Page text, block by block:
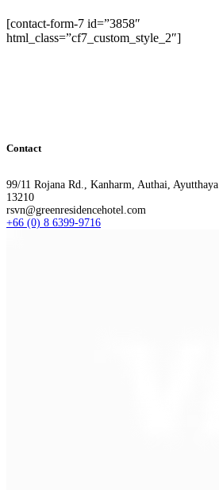
[contact-form-7 id=”3858″
html_class=”cf7_custom_style_2″]
Contact
99/11 Rojana Rd., Kanharm, Authai, Ayutthaya
13210
rsvn@greenresidencehotel.com
+66 (0) 8 6399-9716